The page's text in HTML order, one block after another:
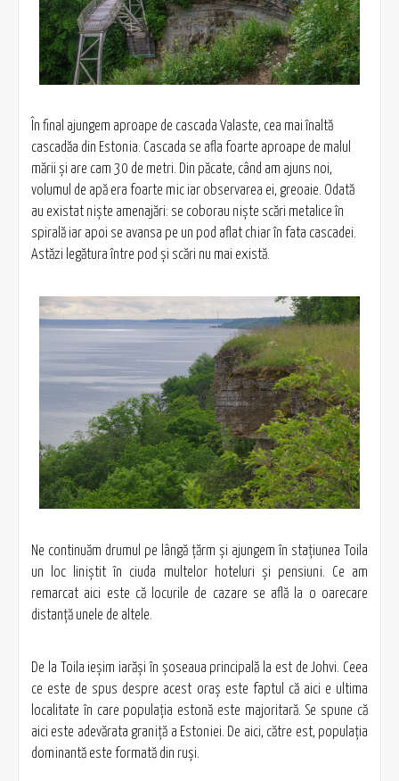
În final ajungem aproape de cascada Valaste, cea mai înaltă
cascadăa din Estonia. Cascada se afla foarte aproape de malul
mării şi are cam 30 de metri. Din păcate, când am ajuns noi,
volumul de apă era foarte mic iar observarea ei, greoaie. Odată
au existat nişte amenajări: se coborau nişte scări metalice în
spirală iar apoi se avansa pe un pod aflat chiar în fata cascadei.
Astăzi legătura între pod şi scări nu mai există.
Ne continuăm drumul pe lângă ţărm şi ajungem în staţiunea Toila
un loc liniştit în ciuda multelor hoteluri şi pensiuni. Ce am
remarcat aici este că locurile de cazare se află la o oarecare
distanţă unele de altele.
De la Toila ieşim iarăşi în şoseaua principală la est de Johvi. Ceea
ce este de spus despre acest oraş este faptul că aici e ultima
localitate în care populaţia estonă este majoritară. Se spune că
aici este adevărata graniță a Estoniei. De aici, către est, populaţia
dominantă este formată din ruşi.